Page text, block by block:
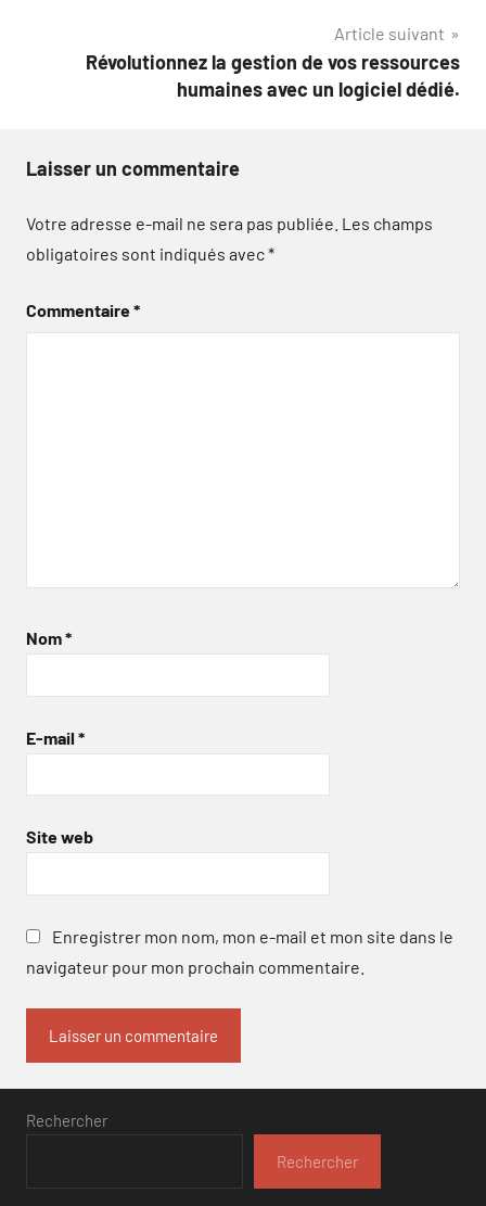
Article suivant
Révolutionnez la gestion de vos ressources
humaines avec un logiciel dédié.
Laisser un commentaire
Votre adresse e-mail ne sera pas publiée. Les champs
obligatoires sont indiqués avec*
Commentaire*
Nom*
E-mail *
Site web
Enregistrer mon nom, mon e-mail et mon site dans le
navigateur pour mon prochain commentaire.
Rechercher
Rechercher